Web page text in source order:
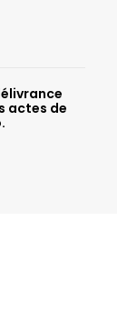
actes de